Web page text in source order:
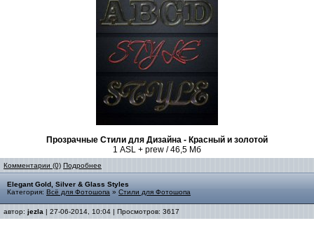
Прозрачные Стили для Дизайна - Красный и золотой
1 ASL + prew / 46,5 Мб
Комментарии (0) Подробнее
Elegant Gold, Silver & Glass Styles
Категория: Всё для Фотошопа » Стили для Фотошопа
автор: jezla | 27-06-2014, 10:04 | Просмотров: 3617